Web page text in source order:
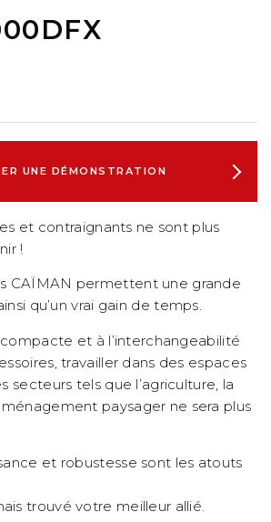
UNE DÉMONSTRATION
et contraignants ne sont plus
!
CAÏMAN permettent une grande
qu’un vrai gain de temps.
et à l’interchangeabilité
travailler dans des espaces
secteurs tels que l’agriculture, la
paysager ne sera plus
et robustesse sont les atouts
trouvé votre meilleur allié.